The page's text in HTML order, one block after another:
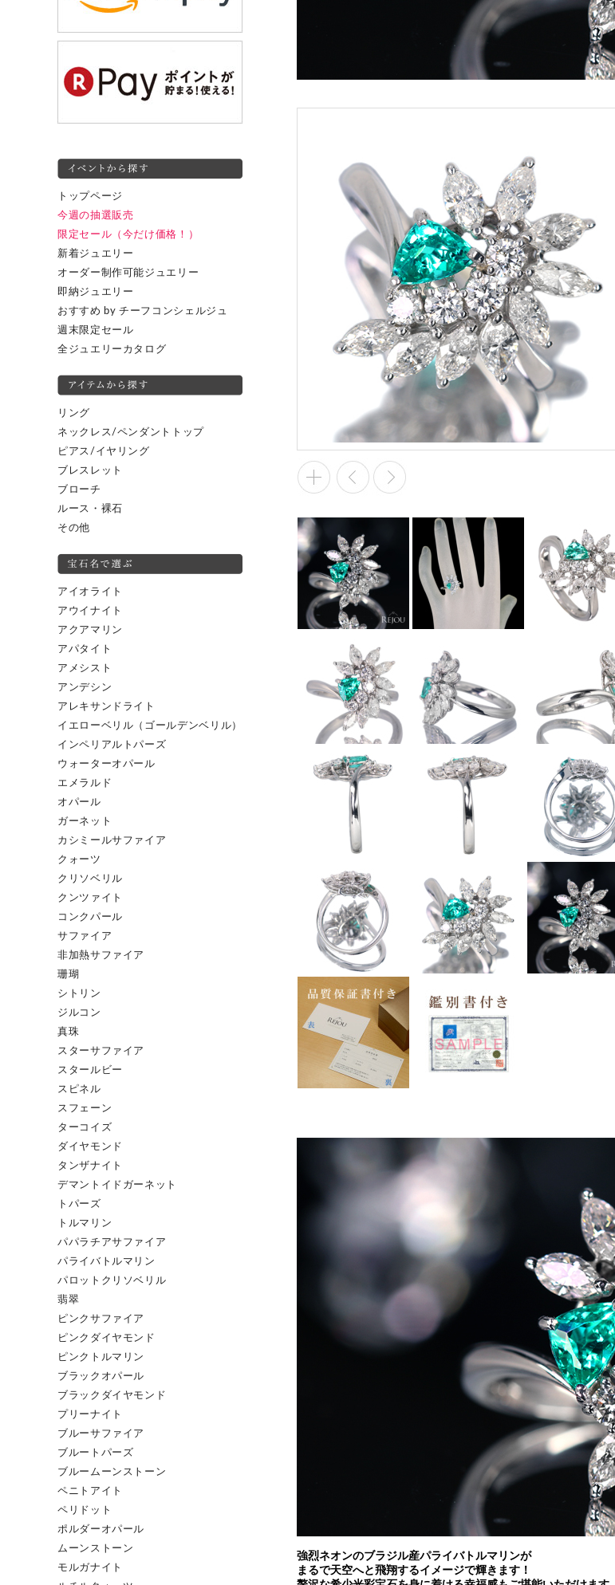
トップページ
今週の抽選販売
限定セール（今だけ価格！）
新着ジュエリー
オーダー制作可能ジュエリー
即納ジュエリー
おすすめ by チーフコンシェルジュ
週末限定セール
全ジュエリーカタログ
リング
ネックレス/ペンダントトップ
ピアス/イヤリング
ブレスレット
ブローチ
ルース・裸石
その他
アイオライト
アウイナイト
アクアマリン
アパタイト
アメシスト
アンデシン
アレキサンドライト
イエローベリル（ゴールデンベリル）
インペリアルトパーズ
ウォーターオパール
エメラルド
オパール
ガーネット
カシミールサファイア
クォーツ
クリソベリル
クンツァイト
コンクパール
サファイア
非加熱サファイア
珊瑚
シトリン
ジルコン
真珠
スターサファイア
スタールビー
スピネル
スフェーン
ターコイズ
ダイヤモンド
タンザナイト
デマントイドガーネット
トパーズ
トルマリン
パパラチアサファイア
パライバトルマリン
パロットクリソベリル
翡翠
ピンクサファイア
ピンクダイヤモンド
ピンクトルマリン
ブラックオパール
ブラックダイヤモンド
プリーナイト
ブルーサファイア
ブルートパーズ
ブルームーンストーン
ペニトアイト
ペリドット
ポルダーオパール
ムーンストーン
モルガナイト
強烈ネオンのブラジル産パライバトルマリンが
まるで天空へと飛翔するイメージで輝きます！